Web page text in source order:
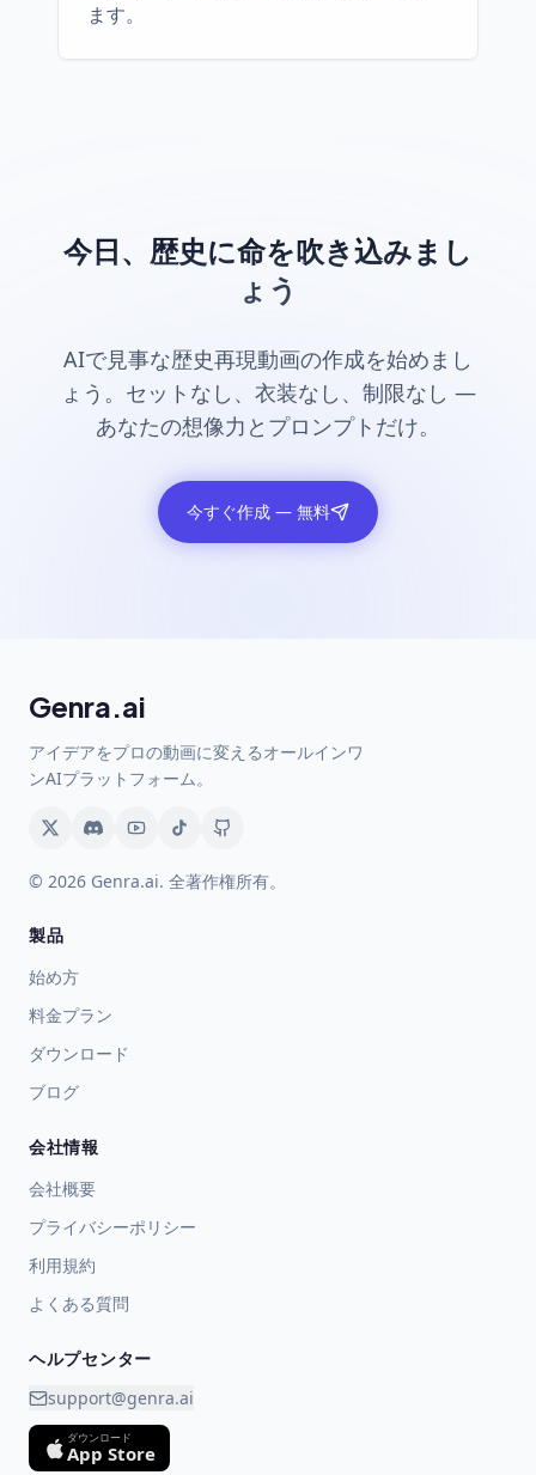
ます。
今日、歴史に命を吹き込みまし
ょう
AIで見事な歴史再現動画の作成を始めまし
ょう。セットなし、衣装なし、制限なし —
あなたの想像力とプロンプトだけ。
今すぐ作成 — 無料
Genra.ai
アイデアをプロの動画に変えるオールインワ
ンAIプラットフォーム。
© 2026 Genra.ai. 全著作権所有。
製品
始め方
料金プラン
ダウンロード
ブログ
会社情報
会社概要
プライバシーポリシー
利用規約
よくある質問
ヘルプセンター
support@genra.ai
ダウンロード
App Store